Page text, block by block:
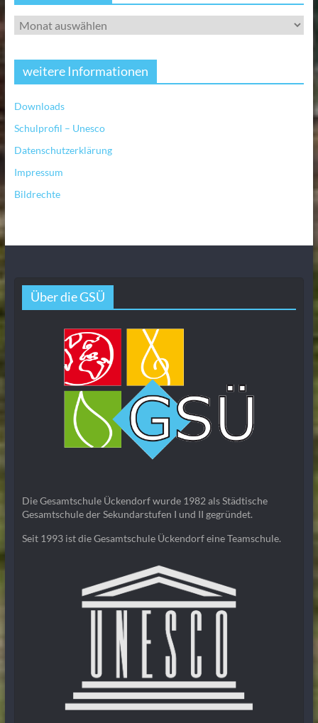
weitere Informationen
Downloads
Schulprofil – Unesco
Datenschutzerklärung
Impressum
Bildrechte
Über die GSÜ
Die Gesamtschule Ückendorf wurde 1982 als Städtische
Gesamtschule der Sekundarstufen I und II gegründet.
Seit 1993 ist die Gesamtschule Ückendorf eine Teamschule.